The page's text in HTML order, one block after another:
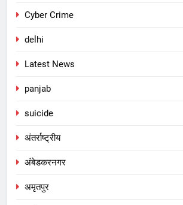
Cyber Crime
delhi
Latest News
panjab
suicide
अंतर्राष्ट्रीय
अंबेडकरनगर
अमृतपुर